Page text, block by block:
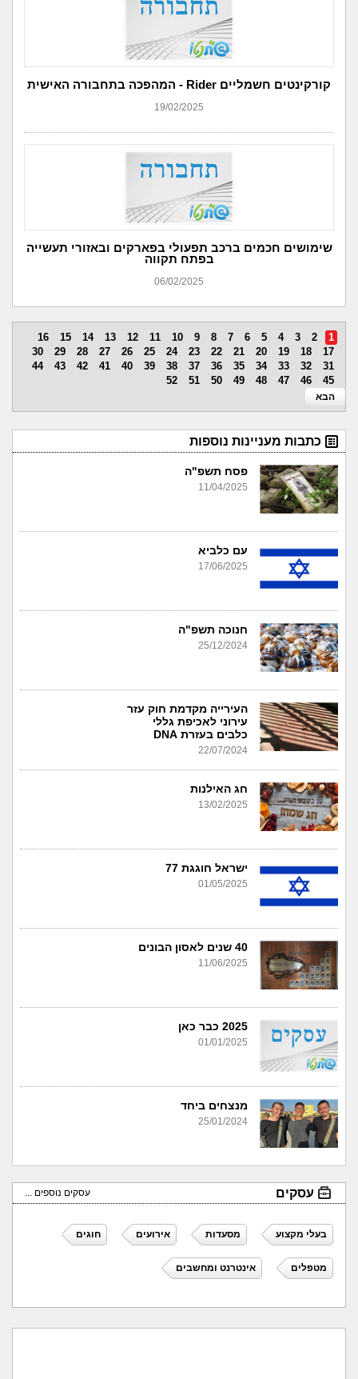
קורקינטים חשמליים Rider - המהפכה בתחבורה האישית
19/02/2025
שימושים חכמים ברכב תפעולי בפארקים ובאזורי תעשייה
בפתח תקווה
06/02/2025
1
2
3
4
5
6
7
8
9
10
11
12
13
14
15
16
17
18
19
20
21
22
23
24
25
26
27
28
29
30
31
32
33
34
35
36
37
38
39
40
41
42
43
44
45
46
47
48
49
50
51
52
הבא
כתבות מעניינות נוספות
פסח תשפ"ה
11/04/2025
עם כלביא
17/06/2025
חנוכה תשפ"ה
25/12/2024
העירייה מקדמת חוק עזר
עירוני לאכיפת גללי
כלבים בעזרת DNA
22/07/2024
חג האילנות
13/02/2025
ישראל חוגגת 77
01/05/2025
40 שנים לאסון הבונים
11/06/2025
2025 כבר כאן
01/01/2025
מנצחים ביחד
25/01/2024
עסקים עסקים נוספים ...
בעלי מקצוע מסעדות אירועים חוגים
מטפלים אינטרנט ומחשבים